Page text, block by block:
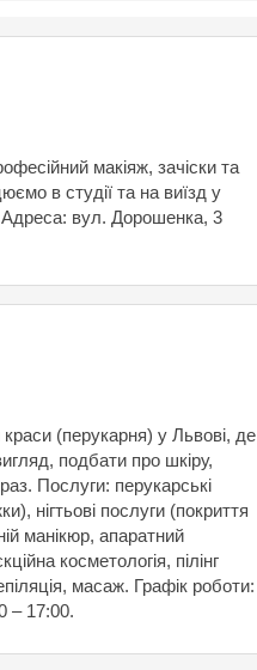
макіяж, зачіски та
в студії та на виїзд у
вул. Дорошенка, 3
(перукарня) у Львові, де
подбати про шкіру,
Послуги: перукарські
нігтьові послуги (покриття
манікюр, апаратний
косметологія, пілінг
масаж. Графік роботи:
– 17:00.